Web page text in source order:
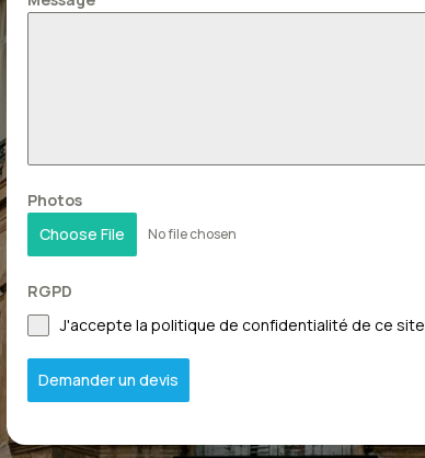
Photos
Choose File
No file chosen
RGPD
J'accepte la politique de confidentialité de ce site
Demander un devis